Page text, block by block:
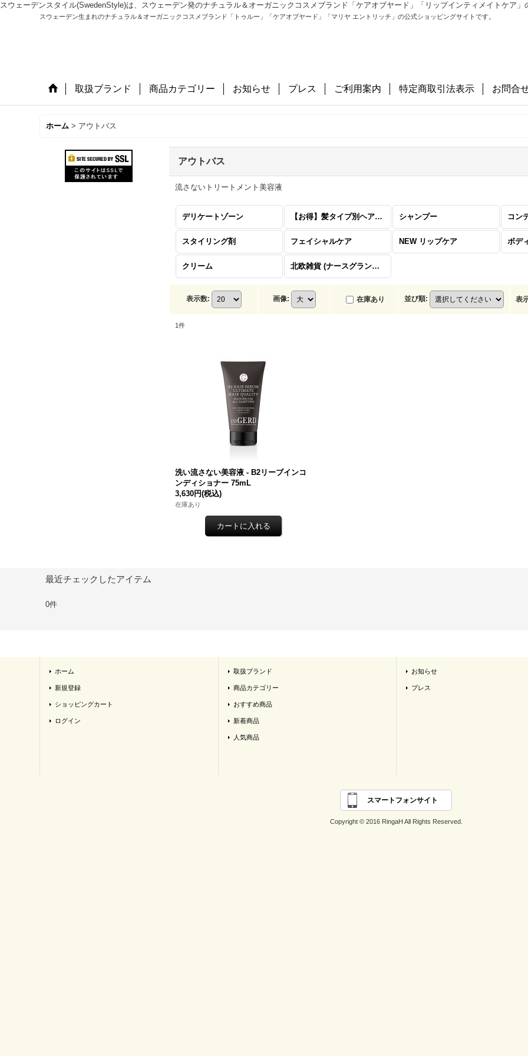
スウェーデンスタイル(SwedenStyle)は、スウェーデン発のナチュラル＆オーガニックコスメブランド「ケアオブヤード」「リップインティメイトケア」
スウェーデン生まれのナチュラル＆オーガニックコスメブランド「トゥルー」「ケアオブヤード」「マリヤ エントリッチ」の公式ショッピングサイトです。
取扱ブランド 商品カテゴリー お知らせ プレス ご利用案内 特定商取引法表示 お問合
ホーム > アウトバス
アウトバス
流さないトリートメント美容液
デリケートゾーン 【お得】髪タイプ別ヘアケアセット シャンプー コン
スタイリング剤 フェイシャルケア NEW リップケア ボデ
クリーム 北欧雑貨 (ナースグランスガーデン)
表示数: 画像: 在庫あり 並び順: 表
1件
洗い流さない美容液 - B2リーブインコ
ンディショナー 75mL
3,630円(税込)
在庫あり
最近チェックしたアイテム
0件
ホーム
新規登録
ショッピングカート
ログイン
取扱ブランド
商品カテゴリー
おすすめ商品
新着商品
人気商品
お知らせ
プレス
スマートフォンサイト
Copyright © 2016 RingaH All Rights Reserved.